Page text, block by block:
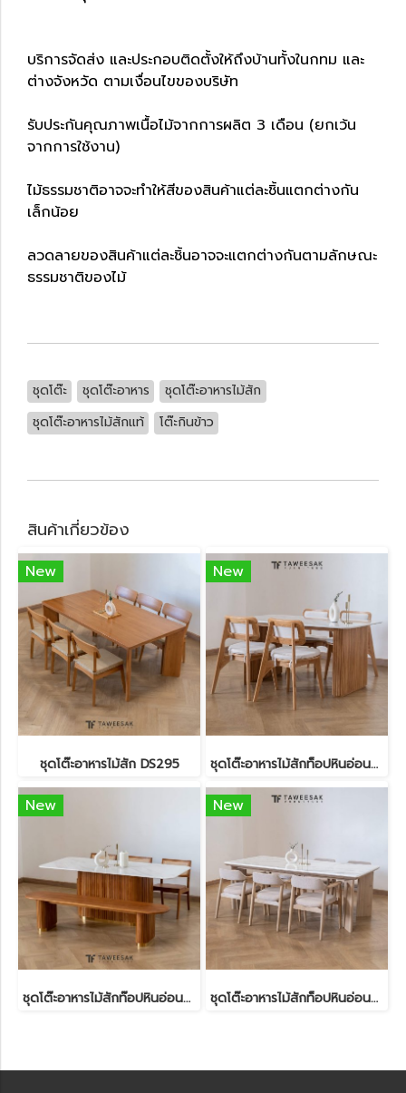
บริการจัดส่ง และประกอบติดตั้งให้ถึงบ้านทั้งในกทม และ
ต่างจังหวัด ตามเงื่อนไขของบริษัท
รับประกันคุณภาพเนื้อไม้จากการผลิต 3 เดือน (ยกเว้น
จากการใช้งาน)
ไม้ธรรมชาติอาจจะทำให้สีของสินค้าแต่ละชิ้นแตกต่างกัน
เล็กน้อย
ลวดลายของสินค้าแต่ละชิ้นอาจจะแตกต่างกันตามลักษณะ
ธรรมชาติของไม้
ชุดโต๊ะ ชุดโต๊ะอาหาร
ชุดโต๊ะอาหารไม้สัก
ชุดโต๊ะอาหารไม้สักแท้
โต๊ะกินข้าว
สินค้าเกี่ยวข้อง
New
ชุดโต๊ะอาหารไม้สัก DS295
New
ชุดโต๊ะอาหารไม้สักท็อปหินอ่อนสังเคราะห์ DS303
New
ชุดโต๊ะอาหารไม้สักท๊อปหินอ่อนสังเคราะห์ DS256
New
ชุดโต๊ะอาหารไม้สักท็อปหินอ่อนสังเคราะห์ DS299